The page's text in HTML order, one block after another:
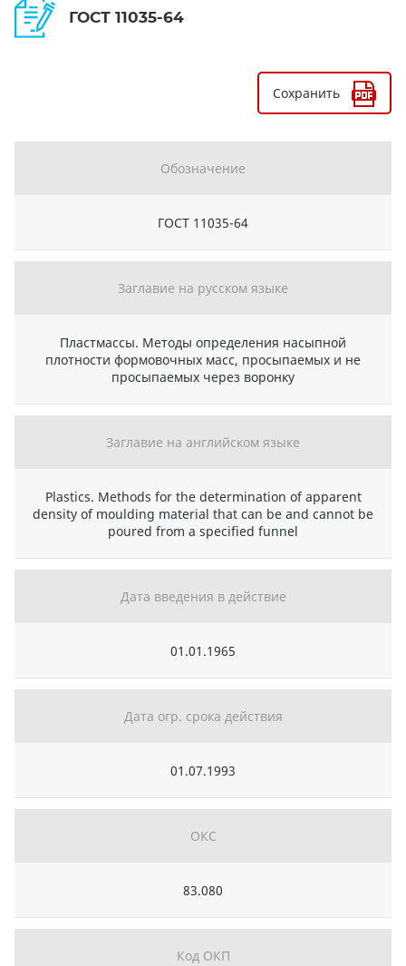
ГОСТ 11035-64
Сохранить
Обозначение
ГОСТ 11035-64
Заглавие на русском языке
Пластмассы. Методы определения насыпной
плотности формовочных масс, просыпаемых и не
просыпаемых через воронку
Заглавие на английском языке
Plastics. Methods for the determination of apparent
density of moulding material that can be and cannot be
poured from a specified funnel
Дата введения в действие
01.01.1965
Дата огр. срока действия
01.07.1993
ОКС
83.080
Код ОКП